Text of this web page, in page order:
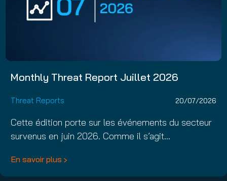
Monthly Threat Report Juillet 2026
Threat Reports 20/07/2026
Cette édition porte sur les événements du secteur
survenus en juin 2026. Comme il s’agit…
En savoir plus